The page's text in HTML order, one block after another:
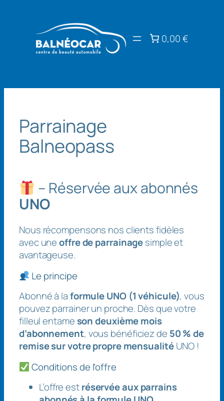
contenu
0,00 €
Parrainage
Balneopass
– Réservée aux abonnés
UNO
Nous récompensons nos clients fidèles
avec uneoffre de parrainagesimple et
avantageuse.
Le principe
Abonné à laformule UNO (1 véhicule), vous
pouvez parrainer un proche. Dès que votre
filleul entame son deuxième mois
d’abonnement, vous bénéficiez de 50 % de
remise sur votre propre mensualitéUNO !
Conditions de l’offre
L’offre estréservée aux parrains